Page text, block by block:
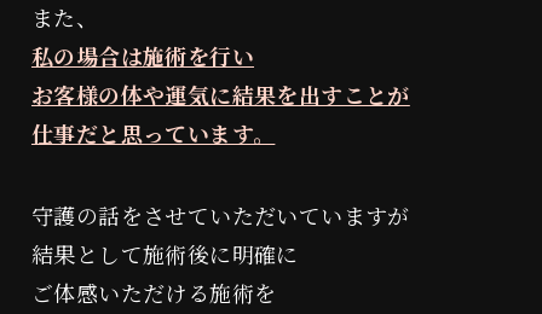
また、
私の場合は施術を行い
お客様の体や運気に結果を出すことが
仕事だと思っています。
守護の話をさせていただいていますが
結果として施術後に明確に
ご体感いただける施術を